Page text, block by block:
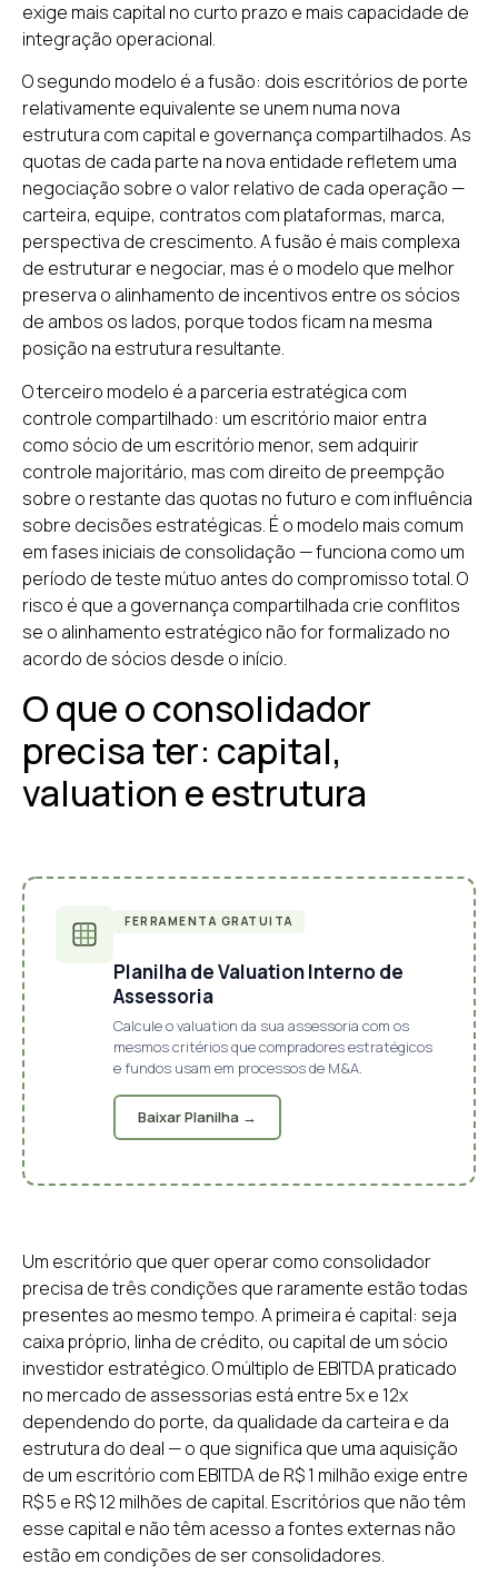
exige mais capital no curto prazo e mais capacidade de
integração operacional.
O segundo modelo é a fusão: dois escritórios de porte
relativamente equivalente se unem numa nova
estrutura com capital e governança compartilhados. As
quotas de cada parte na nova entidade refletem uma
negociação sobre o valor relativo de cada operação —
carteira, equipe, contratos com plataformas, marca,
perspectiva de crescimento. A fusão é mais complexa
de estruturar e negociar, mas é o modelo que melhor
preserva o alinhamento de incentivos entre os sócios
de ambos os lados, porque todos ficam na mesma
posição na estrutura resultante.
O terceiro modelo é a parceria estratégica com
controle compartilhado: um escritório maior entra
como sócio de um escritório menor, sem adquirir
controle majoritário, mas com direito de preempção
sobre o restante das quotas no futuro e com influência
sobre decisões estratégicas. É o modelo mais comum
em fases iniciais de consolidação — funciona como um
período de teste mútuo antes do compromisso total. O
risco é que a governança compartilhada crie conflitos
se o alinhamento estratégico não for formalizado no
acordo de sócios desde o início.
O que o consolidador
precisa ter: capital,
valuation e estrutura
FERRAMENTA GRATUITA
Planilha de Valuation Interno de
Assessoria
Calcule o valuation da sua assessoria com os
mesmos critérios que compradores estratégicos
e fundos usam em processos de M&A.
Baixar Planilha →
Um escritório que quer operar como consolidador
precisa de três condições que raramente estão todas
presentes ao mesmo tempo. A primeira é capital: seja
caixa próprio, linha de crédito, ou capital de um sócio
investidor estratégico. O múltiplo de EBITDA praticado
no mercado de assessorias está entre 5x e 12x
dependendo do porte, da qualidade da carteira e da
estrutura do deal — o que significa que uma aquisição
de um escritório com EBITDA de R$ 1 milhão exige entre
R$ 5 e R$ 12 milhões de capital. Escritórios que não têm
esse capital e não têm acesso a fontes externas não
estão em condições de ser consolidadores.